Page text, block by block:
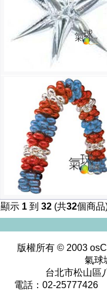
顯示 1 到 32 (共32個商品
版權所有 © 2003
氣球
台北市松山區
電話：02-25777426